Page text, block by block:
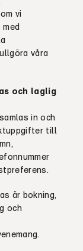
vi
våra
och laglig
in och
till
är bokning,
och